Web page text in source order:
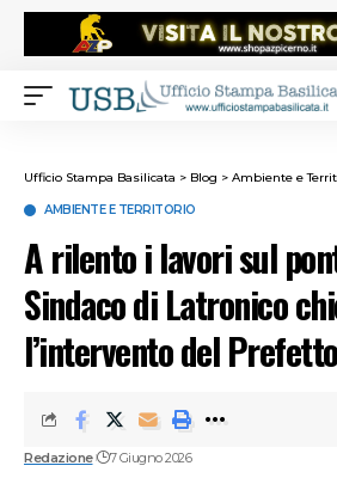
Ufficio Stampa Basilicata > Blog > Ambiente e
AMBIENTE E TERRITORIO
A rilento i lavori sul
Sindaco di Latronico
l’intervento del Prefetto
Redazione 7 Giugno 2026